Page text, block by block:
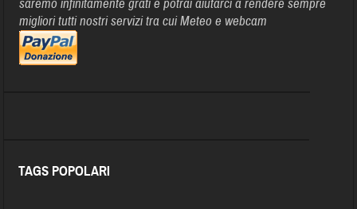
saremo infinitamente grati e potrai aiutarci a rendere sempre
migliori tutti nostri servizi tra cui Meteo e webcam
TAGS POPOLARI